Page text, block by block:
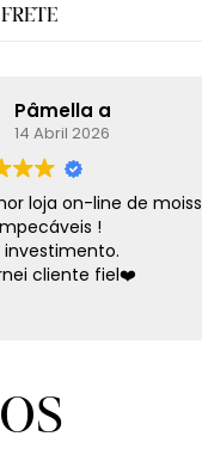
Pâmella a
14 Abril 2026
loja on-line de
!
investimento.
cliente fiel❤️